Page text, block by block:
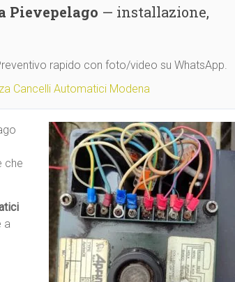
Pievepelago — installazione,
rapido con foto/video su WhatsApp.
Cancelli Automatici Modena
che
a